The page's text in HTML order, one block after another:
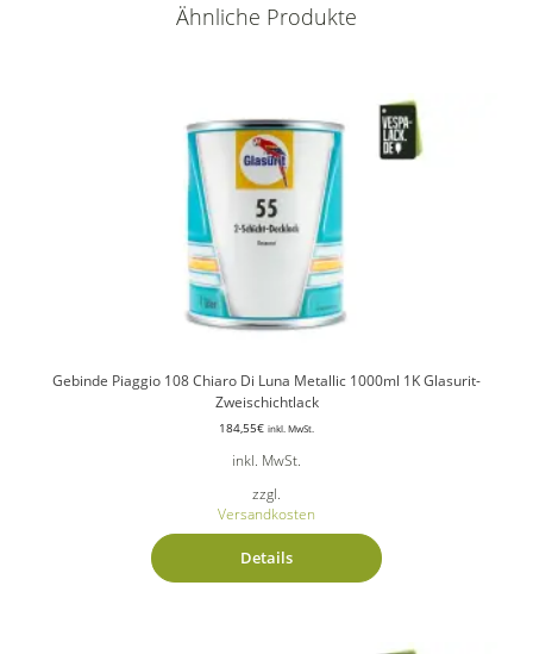
Ähnliche Produkte
Gebinde Piaggio 108 Chiaro Di Luna Metallic 1000ml 1K Glasurit-
Zweischichtlack
184,55€ inkl. MwSt.
inkl. MwSt.
zzgl.
Versandkosten
Details